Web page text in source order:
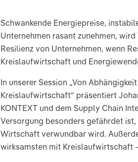
Schwankende Energiepreise,
Unternehmen rasant zunehmen,
Resilienz von Unternehmen, wenn
Kreislaufwirtschaft und
In unserer Session „Von
Kreislaufwirtschaft“ präsentiert
KONTEXT und dem Supply Chain
Versorgung besonders gefährdet
Wirtschaft verwundbar wird.
wirksamsten mit Kreislaufwirtschaft